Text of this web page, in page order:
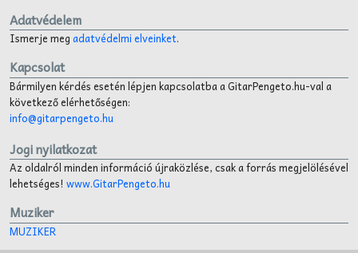
Adatvédelem
Ismerje megadatvédelmi elveinket.
Kapcsolat
Bármilyen kérdés esetén lépjen kapcsolatba a GitarPengeto.hu-val a
következő elérhetőségen:
info@gitarpengeto.hu
Jogi nyilatkozat
Az oldalról minden információ újraközlése, csak a forrás megjelölésével
lehetséges! www.GitarPengeto.hu
Muziker
MUZIKER